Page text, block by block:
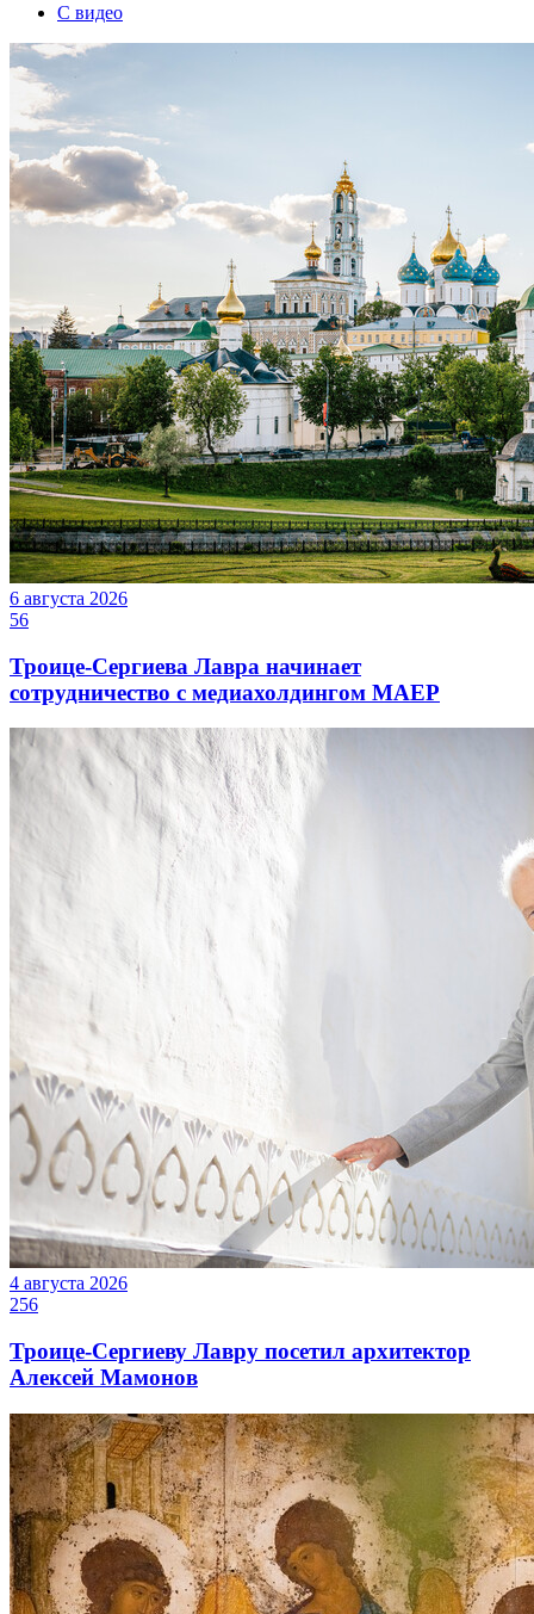
С видео
6 августа 2026
56
Троице-Сергиева Лавра начинает
сотрудничество с медиахолдингом МАЕР
4 августа 2026
256
Троице-Сергиеву Лавру посетил архитектор
Алексей Мамонов